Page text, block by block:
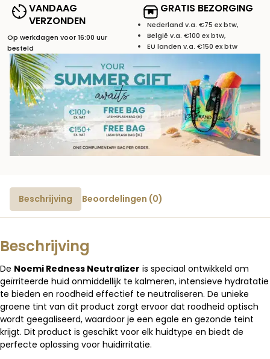
VANDAAG
VERZONDEN
Op werkdagen voor 16:00 uur
besteld
GRATIS BEZORGING
Nederland v.a. €75 ex btw,
België v.a. €100 ex btw,
EU landen v.a. €150 ex btw
Beschrijving Beoordelingen (0)
Beschrijving
De Noemi Redness Neutralizer is speciaal ontwikkeld om
geïrriteerde huid onmiddellijk te kalmeren, intensieve hydratatie
te bieden en roodheid effectief te neutraliseren. De unieke
groene tint van dit product zorgt ervoor dat roodheid optisch
wordt geegaliseerd, waardoor je een egale en gezonde teint
krijgt. Dit product is geschikt voor elk huidtype en biedt de
perfecte oplossing voor huidirritatie.